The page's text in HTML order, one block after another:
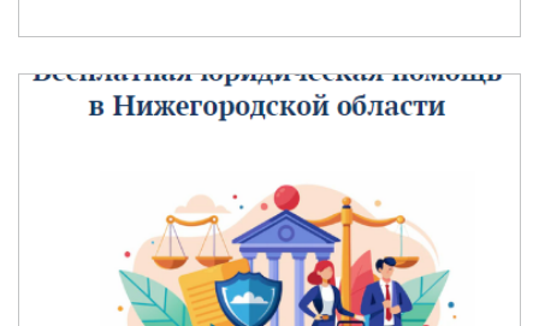
семьи, любви и верности